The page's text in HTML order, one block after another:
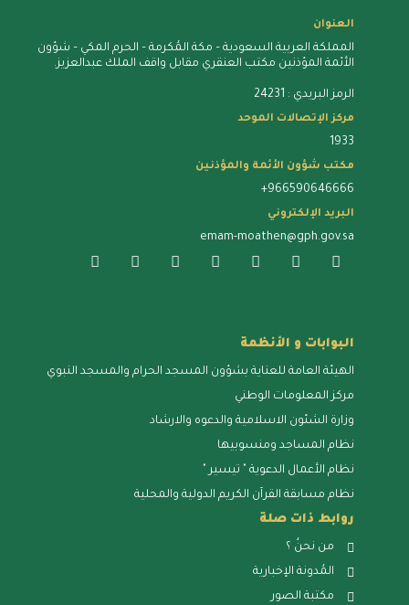
العنوان
المملكة العربية السعودية – مكة المُكرمة – الحرم المكي – شؤون
الأئمة المؤذنين مكتب العنقري مقابل واقف الملك عبدالعزيز.
الرمز البريدي : 24231
مركز الإتصالات الموحد
1933
مكتب شؤون الأئمة والمؤذنين
+966590646666
البريد الإلكتروني
emam-moathen@gph.gov.sa
البوابات و الأنظمة
الهيئة العامة للعناية بشؤون المسجد الحرام والمسجد النبوي
مركز المعلومات الوطني
وزارة الشئون الاسلامية والدعوه والارشاد
نظام المساجد ومنسوبيها
نظام الأعمال الدعوية " تيسير "
نظام مسابقة القرآن الكريم الدولية والمحلية
روابط ذات صلة
من نحنُ ؟
المُدونة الإخبارية
مكتبة الصور